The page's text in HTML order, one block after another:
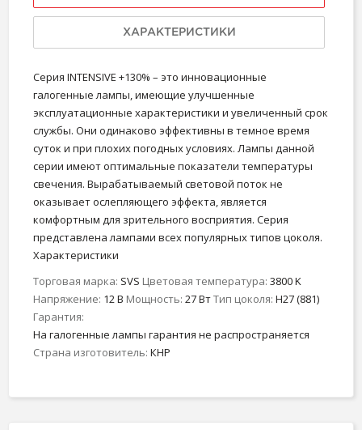
ХАРАКТЕРИСТИКИ
Серия INTENSIVE +130% – это инновационные
галогенные лампы, имеющие улучшенные
эксплуатационные характеристики и увеличенный срок
службы. Они одинаково эффективны в темное время
суток и при плохих погодных условиях. Лампы данной
серии имеют оптимальные показатели температуры
свечения. Вырабатываемый световой поток не
оказывает ослепляющего эффекта, является
комфортным для зрительного восприятия. Серия
представлена лампами всех популярных типов цоколя.
Характеристики
Торговая марка: SVS Цветовая температура: 3800 K
Напряжение: 12 В Мощность: 27 ВтТип цоколя: H27 (881)
Гарантия:
На галогенные лампы гарантия не распространяется
Страна изготовитель: КНР